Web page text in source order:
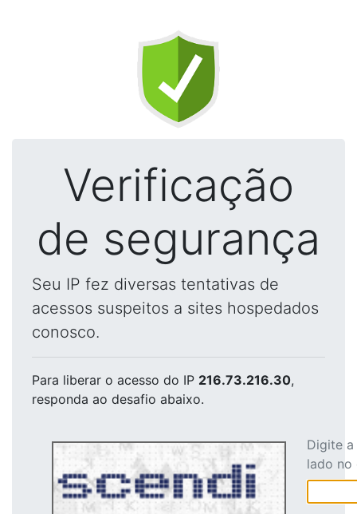
Verificação
de segurança
Seu IP fez diversas tentativas de
acessos suspeitos a sites hospedados
conosco.
Para liberar o acesso do IP 216.73.216.30,
responda ao desafio abaixo.
Digite
lado no